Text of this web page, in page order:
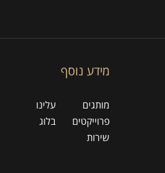
מידע נוסף
מותגים
פרוייקטים
שירות
עלינו
בלוג